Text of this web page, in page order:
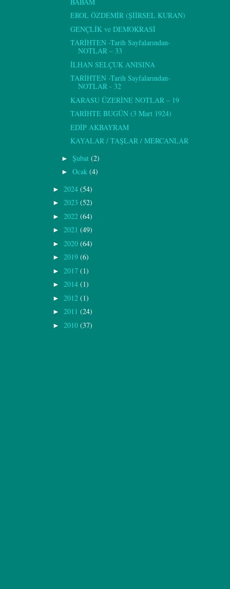
EROL ÖZDEMİR (ŞİİRSEL KURAN)
GENÇLİK ve DEMOKRASİ
TARİHTEN -Tarih Sayfalarından-
NOTLAR – 33
İLHAN SELÇUK ANISINA
TARİHTEN -Tarih Sayfalarından-
NOTLAR - 32
KARASU ÜZERİNE NOTLAR – 19
TARİHTE BUGÜN (3 Mart 1924)
EDİP AKBAYRAM
KAYALAR / TAŞLAR / MERCANLAR
► Şubat (2)
► Ocak (4)
► 2024 (54)
► 2023 (52)
► 2022 (64)
► 2021 (49)
► 2020 (64)
► 2019 (6)
► 2017 (1)
► 2014 (1)
► 2012 (1)
► 2011 (24)
► 2010 (37)